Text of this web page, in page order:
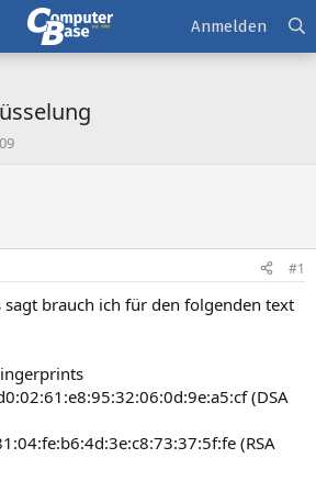
Anmelden
#1
brauch ich für den folgenden text
(DSA
(RSA